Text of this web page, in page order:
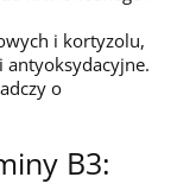
i kortyzolu,
antyoksydacyjne.
o
B3: